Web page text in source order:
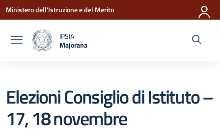
Vai ai contenuti
Vai al menu di navigazione
Vai al footer
Ministero dell'Istruzione e del Merito
IPSIA
Majorana
Elezioni Consiglio di Istituto –
17, 18 novembre